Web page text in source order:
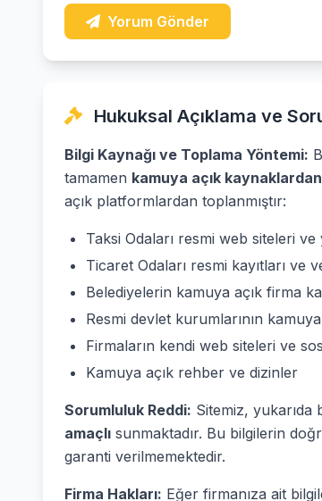
Yorum Gönder
Hukuksal Açıklama ve
Bilgi Kaynağı ve Toplama Yöntemi:
tamamen kamuya açık kaynaklardan
açık platformlardan toplanmıştır:
Taksi Odaları resmi web siteleri ve
Ticaret Odaları resmi kayıtları ve
Belediyelerin kamuya açık firma
Resmi devlet kurumlarının
Firmaların kendi web siteleri ve
Kamuya açık rehber ve dizinler
Sorumluluk Reddi: Sitemiz, yukarıda
amaçlı sunmaktadır. Bu bilgilerin
garanti verilmemektedir.
Firma Hakları: Eğer firmanıza ait